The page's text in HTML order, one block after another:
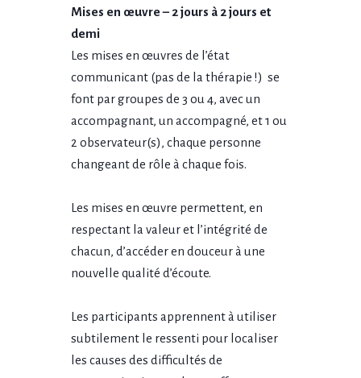
Mises en œuvre – 2 jours à 2 jours et
demi
Les mises en œuvres de l’état
communicant (pas de la thérapie !) se
font par groupes de 3 ou 4, avec un
accompagnant, un accompagné, et 1 ou
2 observateur(s), chaque personne
changeant de rôle à chaque fois.
Les mises en œuvre permettent, en
respectant la valeur et l’intégrité de
chacun, d’accéder en douceur à une
nouvelle qualité d’écoute.
Les participants apprennent à utiliser
subtilement le ressenti pour localiser
les causes des difficultés de